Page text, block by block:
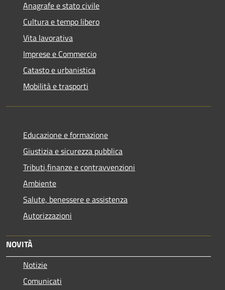
Anagrafe e stato civile
Cultura e tempo libero
Vita lavorativa
Imprese e Commercio
Catasto e urbanistica
Mobilità e trasporti
Educazione e formazione
Giustizia e sicurezza pubblica
Tributi,finanze e contravvenzioni
Ambiente
Salute, benessere e assistenza
Autorizzazioni
NOVITÀ
Notizie
Comunicati